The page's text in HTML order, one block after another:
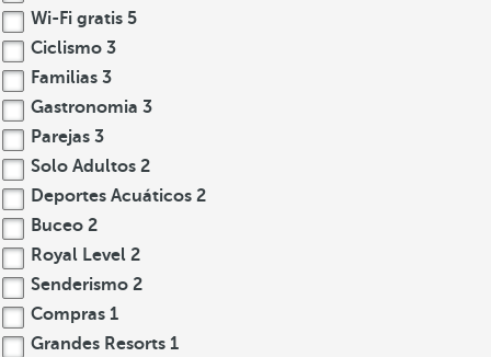
Wi-Fi gratis 5
Ciclismo 3
Familias 3
Gastronomia 3
Parejas 3
Solo Adultos 2
Deportes Acuáticos 2
Buceo 2
Royal Level 2
Senderismo 2
Compras 1
Grandes Resorts 1